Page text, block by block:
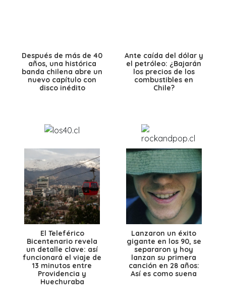
Después de más de 40
años, una histórica
banda chilena abre un
nuevo capítulo con
disco inédito
Ante caída del dólar y
el petróleo: ¿Bajarán
los precios de los
combustibles en
Chile?
El Teleférico
Bicentenario revela
un detalle clave: así
funcionará el viaje de
13 minutos entre
Providencia y
Huechuraba
Lanzaron un éxito
gigante en los 90, se
separaron y hoy
lanzan su primera
canción en 28 años:
Así es como suena